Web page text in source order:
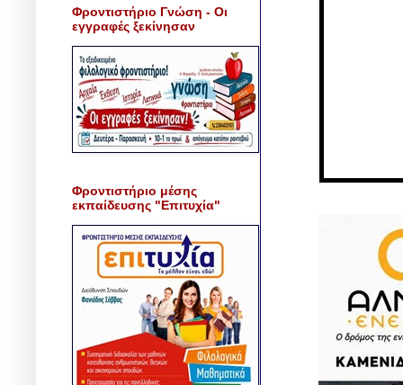
Φροντιστήριο Γνώση - Οι
εγγραφές ξεκίνησαν
Φροντιστήριο μέσης
εκπαίδευσης "Επιτυχία"